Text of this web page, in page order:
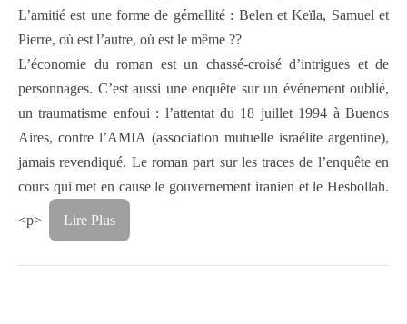
L’amitié est une forme de gémellité : Belen et Keïla, Samuel et
Pierre, où est l’autre, où est le même ??
L’économie du roman est un chassé-croisé d’intrigues et de
personnages. C’est aussi une enquête sur un événement oublié,
un traumatisme enfoui : l’attentat du 18 juillet 1994 à Buenos
Aires, contre l’AMIA (association mutuelle israélite argentine),
jamais revendiqué. Le roman part sur les traces de l’enquête en
cours qui met en cause le gouvernement iranien et le Hesbollah.
<p> Lire Plus